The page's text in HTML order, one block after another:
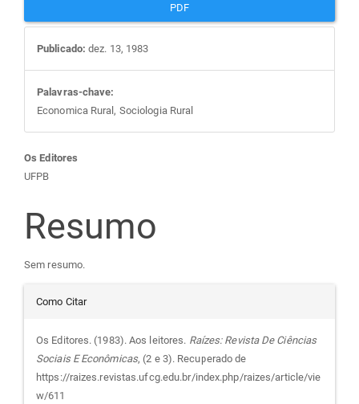
PDF
Publicado: dez. 13, 1983
Palavras-chave:
Economica Rural, Sociologia Rural
Conteúdo
do
artigo
principal
Os Editores
UFPB
Resumo
Sem resumo.
Detalhes
do
artigo
Como Citar
Os Editores. (1983). Aos leitores. Raízes: Revista De Ciências
Sociais E Econômicas, (2 e 3). Recuperado de
https://raizes.revistas.ufcg.edu.br/index.php/raizes/article/vie
w/611